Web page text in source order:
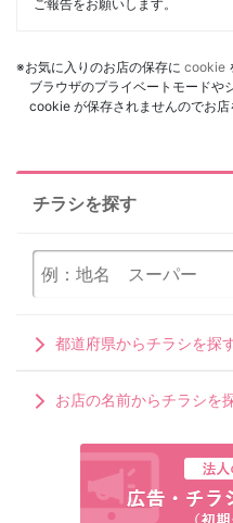
ご報告をお願いします。
※お気に入りのお店の保存に cookie
ブラウザのプライベートモードや
cookie が保存されませんのでお店
チラシを探す
都道府県からチラシを探
お店の名前からチラシを